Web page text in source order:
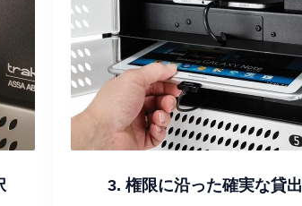
3. 権限に沿った確実な貸出